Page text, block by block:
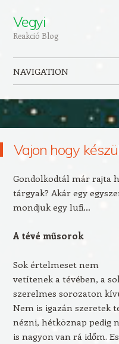
Vegyi
Reakció Blog
NAVIGATION
Vajon hogy
Gondolkodtál már rajta
tárgyak? Akár egy
mondjuk egy lufi…
A tévé műsorok
Sok értelmeset nem
vetítenek a tévében, a
szerelmes sorozaton
Nem is igazán szeretek
nézni, hétköznap pedig
is nagyon van rá időm.